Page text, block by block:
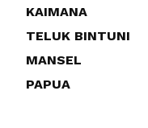
KAIMANA
TELUK BINTUNI
MANSEL
PAPUA